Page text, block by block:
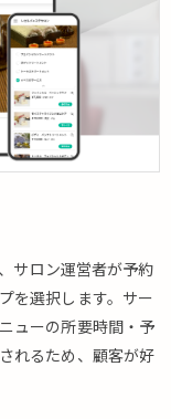
サロン運営者が予約
を選択します。サー
ューの所要時間・予
れるため、顧客が好